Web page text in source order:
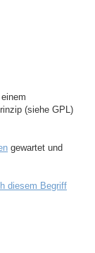
(siehe GPL)
gewartet und
diesem Begriff